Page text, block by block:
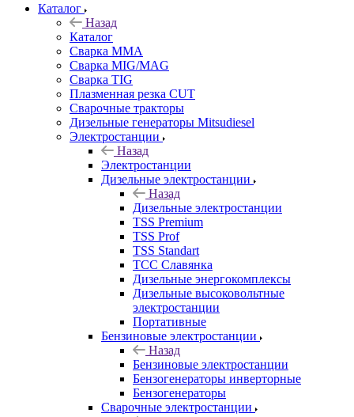
Каталог
Назад
Каталог
Сварка MMA
Сварка MIG/MAG
Сварка TIG
Плазменная резка CUT
Сварочные тракторы
Дизельные генераторы Mitsudiesel
Электростанции
Назад
Электростанции
Дизельные электростанции
Назад
Дизельные электростанции
TSS Premium
TSS Prof
TSS Standart
ТСС Славянка
Дизельные энергокомплексы
Дизельные высоковольтные
электростанции
Портативные
Бензиновые электростанции
Назад
Бензиновые электростанции
Бензогенераторы инверторные
Бензогенераторы
Сварочные электростанции